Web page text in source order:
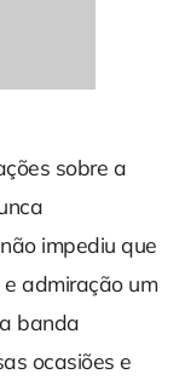
sobre a
impediu que
admiração um
banda
ocasiões e